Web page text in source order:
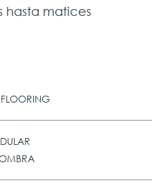
hasta matices